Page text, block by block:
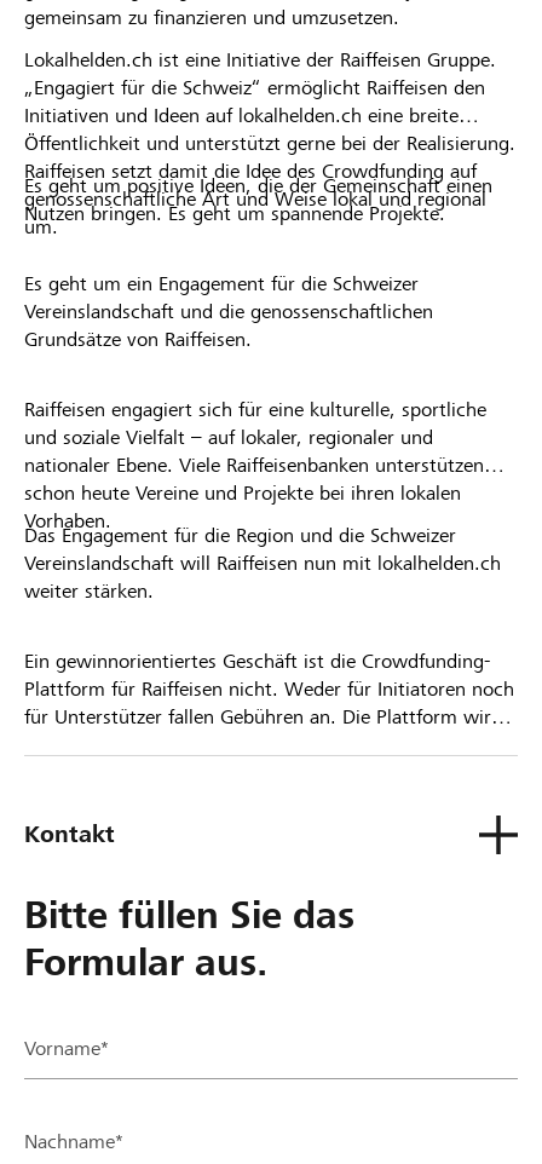
gemeinsam zu finanzieren und umzusetzen.
Lokalhelden.ch ist eine Initiative der Raiffeisen Gruppe.
„Engagiert für die Schweiz“ ermöglicht Raiffeisen den
Initiativen und Ideen auf lokalhelden.ch eine breite
Öffentlichkeit und unterstützt gerne bei der Realisierung.
Raiffeisen setzt damit die Idee des Crowdfunding auf
genossenschaftliche Art und Weise lokal und regional
um.
Es geht um positive Ideen, die der Gemeinschaft einen
Nutzen bringen. Es geht um spannende Projekte.
Es geht um ein Engagement für die Schweizer
Vereinslandschaft und die genossenschaftlichen
Grundsätze von Raiffeisen.
Raiffeisen engagiert sich für eine kulturelle, sportliche
und soziale Vielfalt – auf lokaler, regionaler und
nationaler Ebene. Viele Raiffeisenbanken unterstützen
schon heute Vereine und Projekte bei ihren lokalen
Vorhaben.
Das Engagement für die Region und die Schweizer
Vereinslandschaft will Raiffeisen nun mit lokalhelden.ch
weiter stärken.
Ein gewinnorientiertes Geschäft ist die Crowdfunding-
Plattform für Raiffeisen nicht. Weder für Initiatoren noch
für Unterstützer fallen Gebühren an. Die Plattform wird
Kontakt
Bitte füllen Sie das
Formular aus.
Vorname*
Nachname*